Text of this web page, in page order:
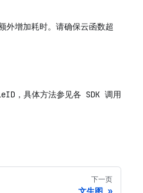
外增加耗时。请确保云函数超
，具体方法参见各 SDK 调用
下一页